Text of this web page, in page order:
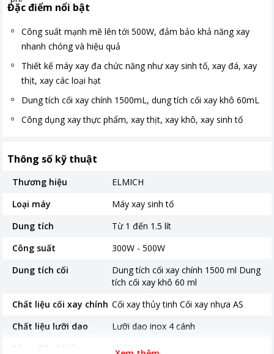
Đặc điểm nổi bật
Công suất mạnh mẽ lên tới 500W, đảm bảo khả năng xay
nhanh chóng và hiệu quả
Thiết kế máy xay đa chức năng như xay sinh tố, xay đá, xay
thịt, xay các loại hạt
Dung tích cối xay chính 1500mL, dung tích cối xay khô 60mL
Công dụng xay thực phẩm, xay thịt, xay khô, xay sinh tố
Thông số kỹ thuật
Thương hiệu
ELMICH
Loại máy
Máy xay sinh tố
Dung tích
Từ 1 đến 1.5 lít
Công suất
300W - 500W
Dung tích cối
Dung tích cối xay chính 1500 ml Dung
tích cối xay khô 60 ml
Chất liệu cối xay chính Cối xay thủy tinh Cối xay nhựa AS
Chất liệu lưỡi dao
Lưỡi dao inox 4 cánh
Bảng điều khiển
Nút xoay